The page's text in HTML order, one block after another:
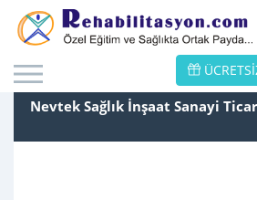
Nevtek Sağlık İnşaat Sanayi